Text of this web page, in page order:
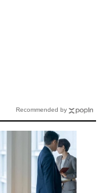
Recommended by